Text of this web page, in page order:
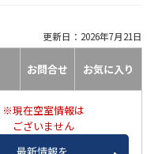
更新日：2026年7月21日
お問合せ お気に入り
※現在空室情報は
ございません
最新情報を